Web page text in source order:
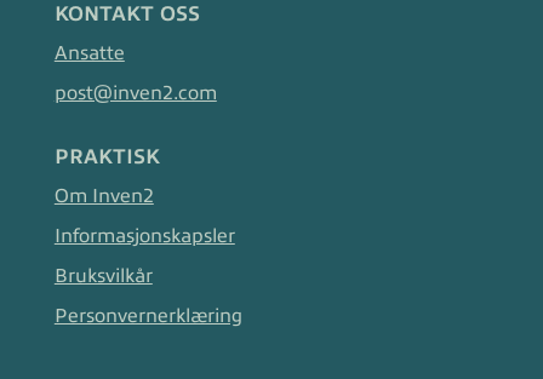
KONTAKT OSS
Ansatte
post@inven2.com
PRAKTISK
Om Inven2
Informasjonskapsler
Bruksvilkår
Personvernerklæring